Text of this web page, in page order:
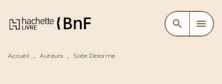
MENU RECHERCHE
CONTENU
search menu
Accueil • Auteurs • Sixte Delorme